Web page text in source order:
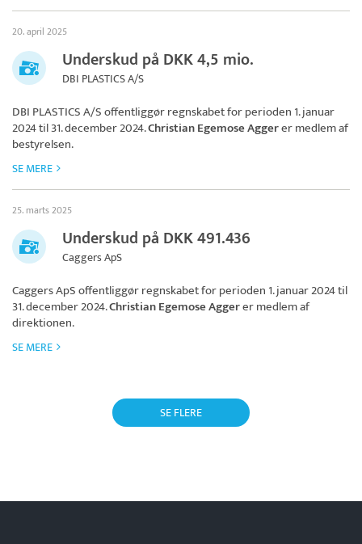
20. april 2025
Underskud på DKK 4,5 mio.
DBI PLASTICS A/S
DBI PLASTICS A/Soffentliggør regnskabet for perioden 1. januar
2024 til 31. december 2024.Christian Egemose Aggerer medlem af
bestyrelsen.
SE MERE
25. marts 2025
Underskud på DKK 491.436
Caggers ApS
Caggers ApSoffentliggør regnskabet for perioden 1. januar 2024 til
31. december 2024.Christian Egemose Aggerer medlem af
direktionen.
SE MERE
SE FLERE